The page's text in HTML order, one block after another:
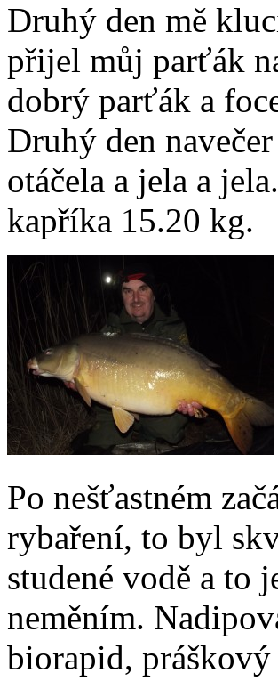
Druhý den mě
přijel můj parťák
dobrý parťák a
Druhý den
otáčela a jela a
kapříka 15.20 kg.
Po nešťastném
rybaření, to byl
studené vodě a to
neměním.
biorapid,